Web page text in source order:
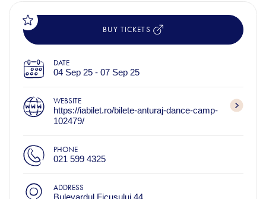
BUY TICKETS
DATE
04 Sep 25 - 07 Sep 25
WEBSITE
https://iabilet.ro/bilete-anturaj-dance-camp-
102479/
PHONE
021 599 4325
ADDRESS
Bulevardul Ficusului 44